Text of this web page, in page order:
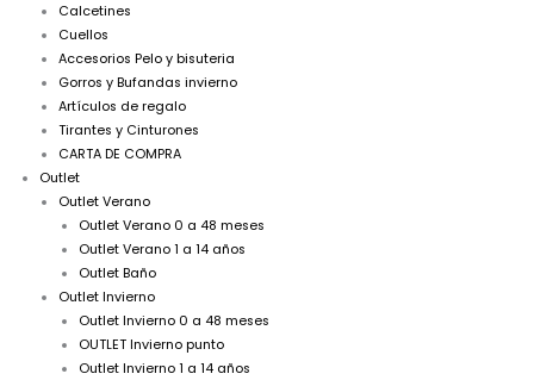
Calcetines
Cuellos
Accesorios Pelo y bisuteria
Gorros y Bufandas invierno
Artículos de regalo
Tirantes y Cinturones
CARTA DE COMPRA
Outlet
Outlet Verano
Outlet Verano 0 a 48 meses
Outlet Verano 1 a 14 años
Outlet Baño
Outlet Invierno
Outlet Invierno 0 a 48 meses
OUTLET Invierno punto
Outlet Invierno 1 a 14 años